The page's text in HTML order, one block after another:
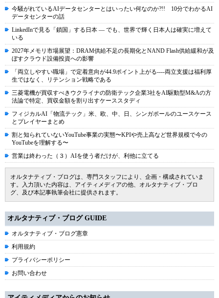
今騒がれているAIデータセンターとはいったい何なのか?!! 10分でわかるAI
データセンターの話
LinkedInで見る「鎖国」する日本 ― でも、世界で輝く日本人は確実に増えて
いる
2027年メモリ市場展望：DRAM供給不足の長期化とNAND Flash供給緩和が及
ぼすクラウド設備投資への影響
「両立しやすい職場」で定着意向が44.9ポイント上がる----両立支援は福利厚
生ではなく、リテンション戦略である
三菱電機が買収すべきウクライナの防衛テック企業3社をAI駆動型M&Aの方
法論で特定、買収金額を割り出すケーススタディ
フィジカルAI「物流テック」米、欧、中、日、シンガポールのユースケース
とプレイヤーまとめ
割と知られていないYouTube事業の実態〜KPIや売上高など世界規模で今の
YouTubeを理解する〜
営業は終わった（３）AIを使う者だけが、利他に立てる
オルタナティブ・ブログは、専門スタッフにより、企画・構成されていま
す。入力頂いた内容は、アイティメディアの他、オルタナティブ・ブロ
グ、及び本記事執筆会社に提供されます。
オルタナティブ・ブログ GUIDE
オルタナティブ・ブログ憲章
利用規約
プライバシーポリシー
お問い合わせ